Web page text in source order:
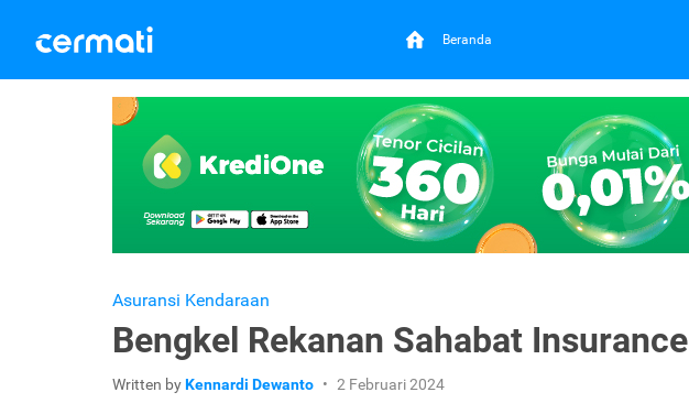
Beranda
Asuransi Kendaraan
Bengkel Rekanan Sahabat Insurance
Written byKennardi Dewanto 2 Februari 2024